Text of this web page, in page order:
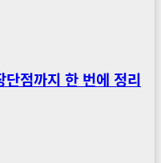
단점까지 한 번에 정리